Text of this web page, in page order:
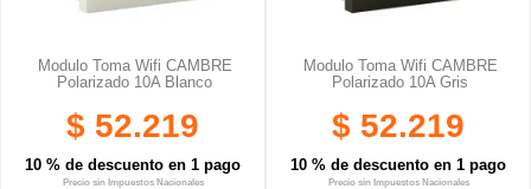
Modulo Toma Wifi CAMBRE
Polarizado 10A Blanco
$ 52.219
10 % de descuento en 1 pago
Precio sin Impuestos Nacionales
Modulo Toma Wifi CAMBRE
Polarizado 10A Gris
$ 52.219
10 % de descuento en 1 pago
Precio sin Impuestos Nacionales